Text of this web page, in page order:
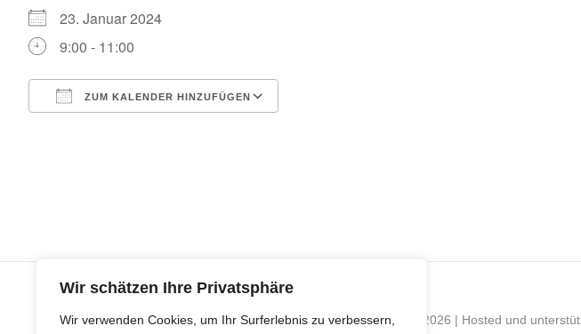
Wir schätzen Ihre Privatsphäre
Wir verwenden Cookies, um Ihr Surferlebnis zu verbessern,
23. Januar 2024
9:00 - 11:00
ZUM KALENDER HINZUFÜGEN
© Copyright 2026 | Hosted und